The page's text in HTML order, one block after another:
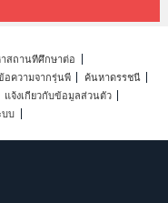
สถานที่ศึกษาต่อ
อความจากรุ่นพี่
ค้นหาดรรชนี
แจ้งเกี่ยวกับข้อมูลส่วนตัว
บบ